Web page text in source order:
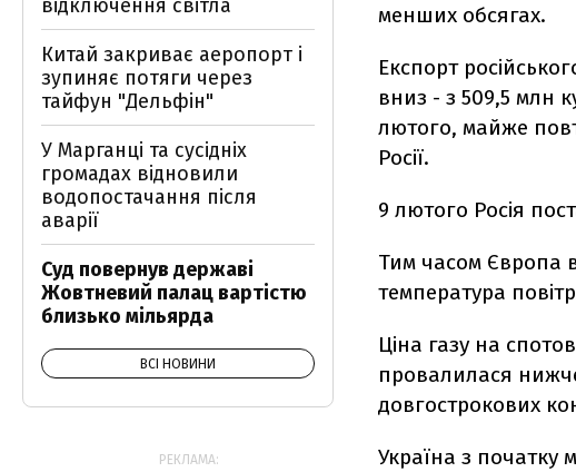
менших обсягах.
Експорт
вниз - з 509,5 млн
лютого, майже
Росії.
9 лютого Росія
Тим часом Європа
температура
Ціна газу на
провалилася
довгострокових
Україна з початку
відключення світла
Китай закриває аеропорт і
зупиняє потяги через
тайфун "Дельфін"
У Марганці та сусідніх
громадах відновили
водопостачання після
аварії
Суд повернув державі
Жовтневий палац вартістю
близько мільярда
ВСІ НОВИНИ
РЕКЛАМА: